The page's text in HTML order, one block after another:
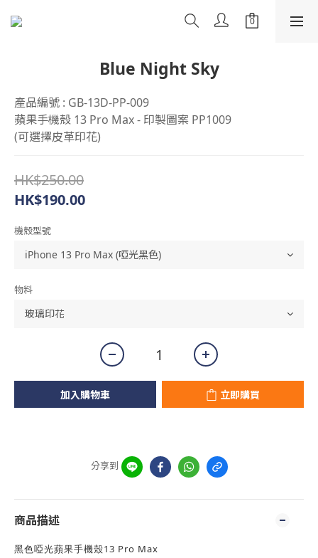
Blue Night Sky
產品編號 : GB-13D-PP-009
蘋果手機殼 13 Pro Max - 印製圖案 PP1009
(可選擇皮革印花)
HK$250.00
HK$190.00
機殼型號
物料
加入購物車 立即購買
分享到
商品描述
黑色啞光蘋果手機殼13 Pro Max